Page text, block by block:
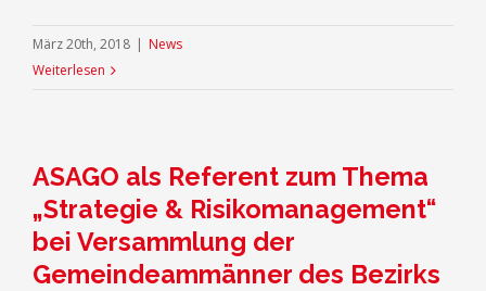
März 20th, 2018 | News
Weiterlesen
ASAGO als Referent zum Thema
„Strategie & Risikomanagement“
bei Versammlung der
Gemeindeammänner des Bezirks